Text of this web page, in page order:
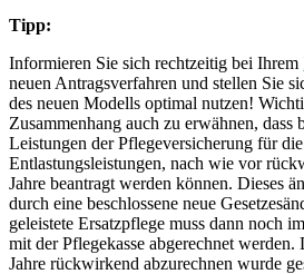
Tipp:
Informieren Sie sich rechtzeitig bei Ihrem
neuen Antragsverfahren und stellen Sie
des neuen Modells optimal nutzen!
Zusammenhang auch zu erwähnen, dass
Leistungen der Pflegeversicherung für
Entlastungsleistungen, nach wie vor
Jahre beantragt werden können. Dieses
durch eine beschlossene neue
geleistete Ersatzpflege muss dann noch
mit der Pflegekasse abgerechnet
Jahre rückwirkend abzurechnen wurde